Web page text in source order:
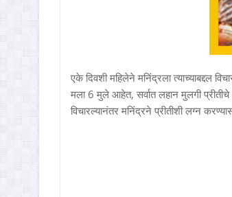
एके दिवशी महिलेने मनिंद्रला त्याच्याबद्दल
मला 6 मुले आहेत, सर्वात लहान मुलगी
विचारल्यानंतर मनिंद्रने प्रीतीशी लग्न